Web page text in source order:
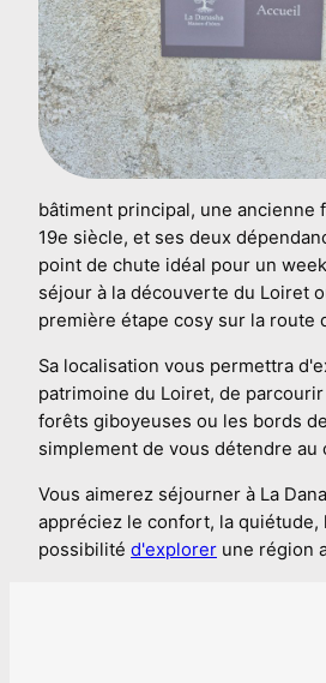
bâtiment principal, une ancienne
19e siècle, et ses deux
point de chute idéal pour un
séjour à la découverte du Loiret
première étape cosy sur la route
Sa localisation vous permettra
patrimoine du Loiret, de
forêts giboyeuses ou les bords
simplement de vous détendre au
Vous aimerez séjourner à La
appréciez le confort, la quiétude,
possibilité d'explorer une région